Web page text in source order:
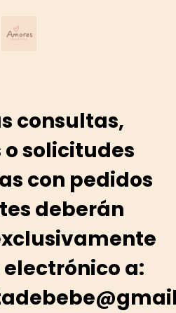
consultas,
solicitudes
con pedidos
deberán
a: